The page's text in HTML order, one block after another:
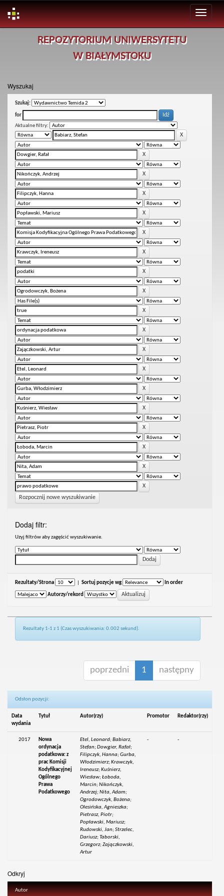
REPOZYTORIUM UNIWERSYTETU
W BIAŁYMSTOKU
Wyszukaj
Szukaj:
for
Aktualne filtry:
Rozpocznij nowe wyszukiwanie
Dodaj filtr:
Uzyj filtrów aby zagęścić wyszukiwanie.
Rezultaty/Strona Sortuj pozycje wg In order
Autorzy/rekord
Rezultaty 1-1 z 1 (Czas wyszukiwania: 0.002 sekund).
poprzedni 1 następny
Odsłon pozycji:
Data
wydania
Tytuł Autor(rzy) Promotor Redaktor(rzy)
2017
Nowa
ordynacja
podatkowa: z
prac Komisji
Kodyfikacyjnej
Ogólnego
Prawa
Podatkowego
Etel, Leonard; Babiarz,
Stefan; Dowgier, Rafał;
Filipczyk, Hanna; Gurba,
Włodzimierz; Krawczyk,
Ireneusz; Kuśnierz,
Wiesław; Łoboda,
Marcin; Nikończyk,
Andrzej; Nita, Adam;
Ogrodowczyk, Bożena;
Olesińska, Agnieszka;
Pietrasz, Piotr;
Popławski, Mariusz;
Rudowski, Jan; Strzelec,
Dariusz; Taborski,
Grzegorz; Zajączkowski,
Artur
- -
Odkryj
Autor